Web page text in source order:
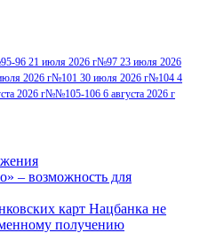
9 августа 2012
г(9) №96+97 3
30 июля
30 июля 2015 г
г
5 июля 2014 г(10)
96 21 июля 2026 г№97 23 июля 2026
2026 г№101 30 июля 2026 г№104 4
2026 г№№105-106 6 августа 2026 г
– возможность для
карт Нацбанка не
получению